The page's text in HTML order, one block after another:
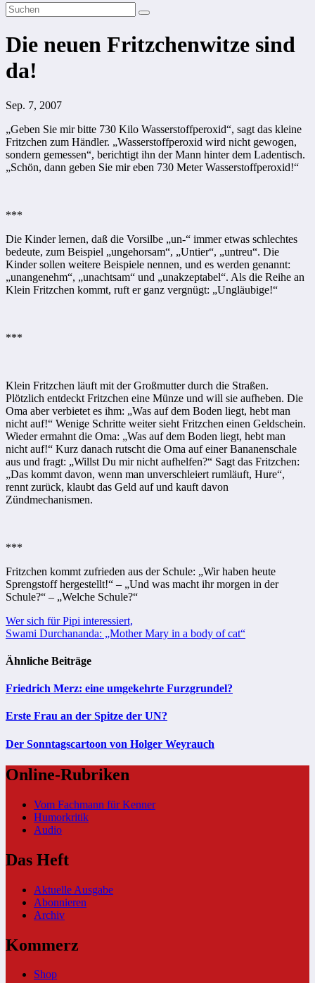
Die neuen Fritzchenwitze sind
da!
Sep. 7, 2007
„Geben Sie mir bitte 730 Kilo Wasserstoffperoxid“, sagt das kleine
Fritzchen zum Händler. „Wasserstoffperoxid wird nicht gewogen,
sondern gemessen“, berichtigt ihn der Mann hinter dem Ladentisch.
„Schön, dann geben Sie mir eben 730 Meter Wasserstoffperoxid!“
***
Die Kinder lernen, daß die Vorsilbe „un-“ immer etwas schlechtes
bedeute, zum Beispiel „ungehorsam“, „Untier“, „untreu“. Die
Kinder sollen weitere Beispiele nennen, und es werden genannt:
„unangenehm“, „unachtsam“ und „unakzeptabel“. Als die Reihe an
Klein Fritzchen kommt, ruft er ganz vergnügt: „Ungläubige!“
***
Klein Fritzchen läuft mit der Großmutter durch die Straßen.
Plötzlich entdeckt Fritzchen eine Münze und will sie aufheben. Die
Oma aber verbietet es ihm: „Was auf dem Boden liegt, hebt man
nicht auf!“ Wenige Schritte weiter sieht Fritzchen einen Geldschein.
Wieder ermahnt die Oma: „Was auf dem Boden liegt, hebt man
nicht auf!“ Kurz danach rutscht die Oma auf einer Bananenschale
aus und fragt: „Willst Du mir nicht aufhelfen?“ Sagt das Fritzchen:
„Das kommt davon, wenn man unverschleiert rumläuft, Hure“,
rennt zurück, klaubt das Geld auf und kauft davon
Zündmechanismen.
***
Fritzchen kommt zufrieden aus der Schule: „Wir haben heute
Sprengstoff hergestellt!“ – „Und was macht ihr morgen in der
Schule?“ – „Welche Schule?“
Beitragsnavigation
Wer sich für Pipi interessiert,
Swami Durchananda: „Mother Mary in a body of cat“
Ähnliche Beiträge
Friedrich Merz: eine umgekehrte Furzgrundel?
Erste Frau an der Spitze der UN?
Der Sonntagscartoon von Holger Weyrauch
Online-Rubriken
Vom Fachmann für Kenner
Humorkritik
Audio
Das Heft
Aktuelle Ausgabe
Abonnieren
Archiv
Kommerz
Shop